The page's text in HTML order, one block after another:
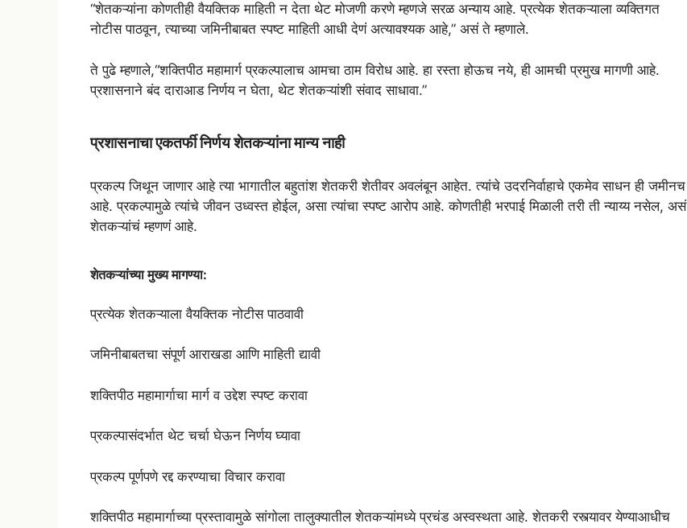
“शेतकऱ्यांना कोणतीही वैयक्तिक माहिती न देता थेट मोजणी करणे म्हणजे सरळ अन्याय आहे. प्रत्येक शेतकऱ्याला व्यक्तिगत
नोटीस पाठवून, त्याच्या जमिनीबाबत स्पष्ट माहिती आधी देणं अत्यावश्यक आहे,” असं ते म्हणाले.
ते पुढे म्हणाले,“शक्तिपीठ महामार्ग प्रकल्पालाच आमचा ठाम विरोध आहे. हा रस्ता होऊच नये, ही आमची प्रमुख मागणी आहे.
प्रशासनाने बंद दाराआड निर्णय न घेता, थेट शेतकऱ्यांशी संवाद साधावा.”
प्रशासनाचा एकतर्फी निर्णय शेतकऱ्यांना मान्य नाही
प्रकल्प जिथून जाणार आहे त्या भागातील बहुतांश शेतकरी शेतीवर अवलंबून आहेत. त्यांचे उदरनिर्वाहाचे एकमेव साधन ही जमीनच
आहे. प्रकल्पामुळे त्यांचे जीवन उध्वस्त होईल, असा त्यांचा स्पष्ट आरोप आहे. कोणतीही भरपाई मिळाली तरी ती न्याय्य नसेल, असं
शेतकऱ्यांचं म्हणणं आहे.
शेतकऱ्यांच्या मुख्य मागण्या:
प्रत्येक शेतकऱ्याला वैयक्तिक नोटीस पाठवावी
जमिनीबाबतचा संपूर्ण आराखडा आणि माहिती द्यावी
शक्तिपीठ महामार्गाचा मार्ग व उद्देश स्पष्ट करावा
प्रकल्पासंदर्भात थेट चर्चा घेऊन निर्णय घ्यावा
प्रकल्प पूर्णपणे रद्द करण्याचा विचार करावा
शक्तिपीठ महामार्गाच्या प्रस्तावामुळे सांगोला तालुक्यातील शेतकऱ्यांमध्ये प्रचंड अस्वस्थता आहे. शेतकरी रस्त्यावर येण्याआधीच